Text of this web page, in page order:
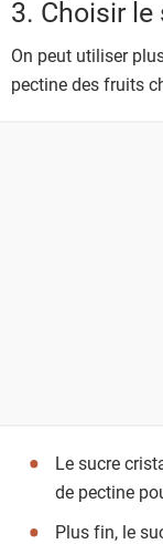
3. Choisir le
On peut utiliser
pectine des fruits
Le sucre
de pectine
Plus fin, le